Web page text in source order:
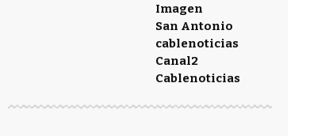
Imagen
San Antonio
cablenoticias
Canal2
Cablenoticias